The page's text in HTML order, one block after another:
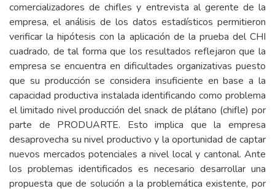
comercializadores de chifles y entrevista al gerente de la
empresa, el análisis de los datos estadísticos permitieron
verificar la hipótesis con la aplicación de la prueba del CHI
cuadrado, de tal forma que los resultados reflejaron que la
empresa se encuentra en dificultades organizativas puesto
que su producción se considera insuficiente en base a la
capacidad productiva instalada identificando como problema
el limitado nivel producción del snack de plátano (chifle) por
parte de PRODUARTE. Esto implica que la empresa
desaprovecha su nivel productivo y la oportunidad de captar
nuevos mercados potenciales a nivel local y cantonal. Ante
los problemas identificados es necesario desarrollar una
propuesta que de solución a la problemática existente, por